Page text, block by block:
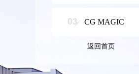
CG MAGIC
返回首页